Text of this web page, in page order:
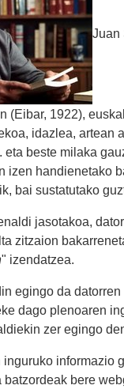
Juan
(Eibar, 1922),
idazlea, artean
eta beste milaka
izen handienetako
bai sustatutako
jasotakoa,
zitzaion
" izendatzea.
egingo da
dago plenoaren
zer egingo
informazio
batzordeak bere